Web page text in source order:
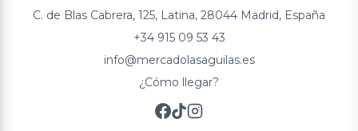
C. de Blas Cabrera, 125, Latina, 28044 Madrid, España
+34 915 09 53 43
info@mercadolasaguilas.es
¿Cómo llegar?